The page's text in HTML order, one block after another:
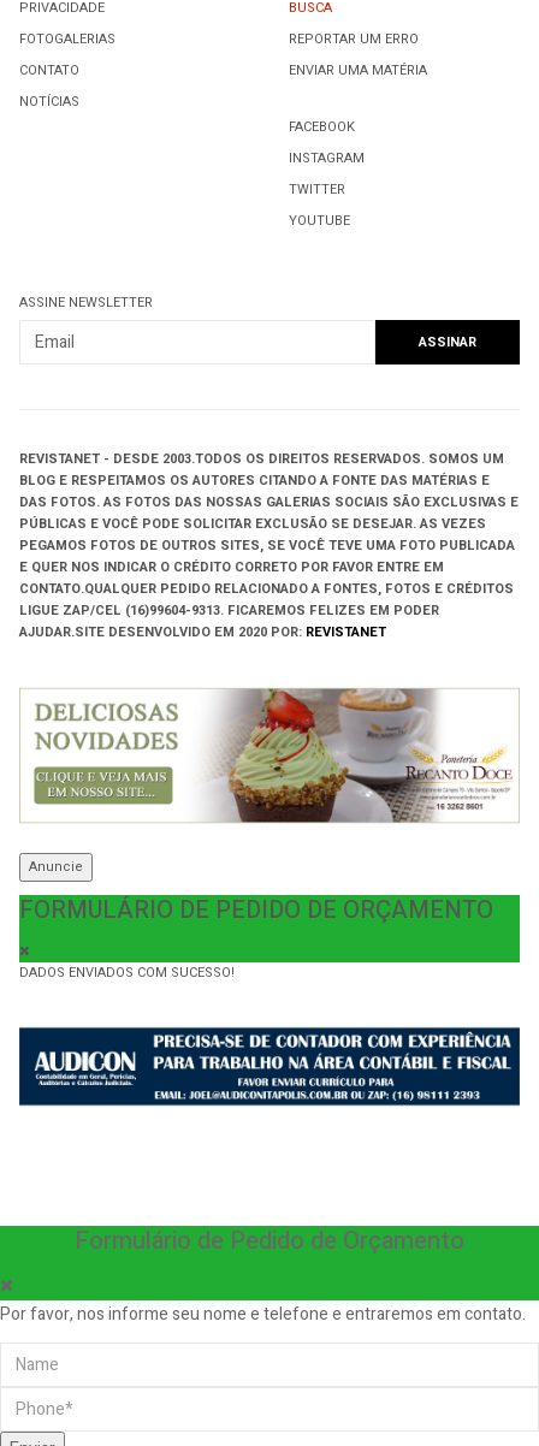
PRIVACIDADE
FOTOGALERIAS
CONTATO
NOTÍCIAS
BUSCA
REPORTAR UM ERRO
ENVIAR UMA MATÉRIA
FACEBOOK
INSTAGRAM
TWITTER
YOUTUBE
ASSINE NEWSLETTER
REVISTANET - DESDE 2003.TODOS OS DIREITOS RESERVADOS. SOMOS UM
BLOG E RESPEITAMOS OS AUTORES CITANDO A FONTE DAS MATÉRIAS E
DAS FOTOS. AS FOTOS DAS NOSSAS GALERIAS SOCIAIS SÃO EXCLUSIVAS E
PÚBLICAS E VOCÊ PODE SOLICITAR EXCLUSÃO SE DESEJAR. AS VEZES
PEGAMOS FOTOS DE OUTROS SITES, SE VOCÊ TEVE UMA FOTO PUBLICADA
E QUER NOS INDICAR O CRÉDITO CORRETO POR FAVOR ENTRE EM
CONTATO.QUALQUER PEDIDO RELACIONADO A FONTES, FOTOS E CRÉDITOS
LIGUE ZAP/CEL (16)99604-9313. FICAREMOS FELIZES EM PODER
AJUDAR.SITE DESENVOLVIDO EM 2020 POR: REVISTANET
Anuncie
FORMULÁRIO DE PEDIDO DE ORÇAMENTO
DADOS ENVIADOS COM SUCESSO!
Formulário de Pedido de Orçamento
Por favor, nos informe seu nome e telefone e entraremos em contato.